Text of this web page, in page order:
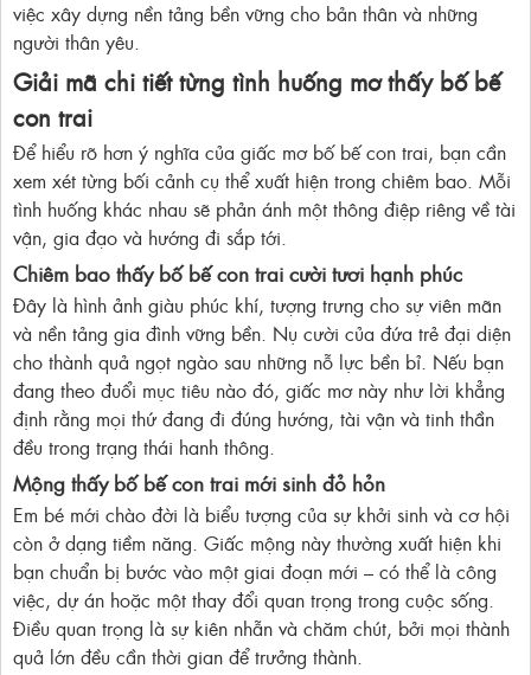
việc xây dựng nền tảng bền vững cho bản thân và những
người thân yêu.
Giải mã chi tiết từng tình huống mơ thấy bố bế
con trai
Để hiểu rõ hơn ý nghĩa của giấc mơ bố bế con trai, bạn cần
xem xét từng bối cảnh cụ thể xuất hiện trong chiêm bao. Mỗi
tình huống khác nhau sẽ phản ánh một thông điệp riêng về tài
vận, gia đạo và hướng đi sắp tới.
Chiêm bao thấy bố bế con trai cười tươi hạnh phúc
Đây là hình ảnh giàu phúc khí, tượng trưng cho sự viên mãn
và nền tảng gia đình vững bền. Nụ cười của đứa trẻ đại diện
cho thành quả ngọt ngào sau những nỗ lực bền bỉ. Nếu bạn
đang theo đuổi mục tiêu nào đó, giấc mơ này như lời khẳng
định rằng mọi thứ đang đi đúng hướng, tài vận và tinh thần
đều trong trạng thái hanh thông.
Mộng thấy bố bế con trai mới sinh đỏ hỏn
Em bé mới chào đời là biểu tượng của sự khởi sinh và cơ hội
còn ở dạng tiềm năng. Giấc mộng này thường xuất hiện khi
bạn chuẩn bị bước vào một giai đoạn mới – có thể là công
việc, dự án hoặc một thay đổi quan trọng trong cuộc sống.
Điều quan trọng là sự kiên nhẫn và chăm chút, bởi mọi thành
quả lớn đều cần thời gian để trưởng thành.